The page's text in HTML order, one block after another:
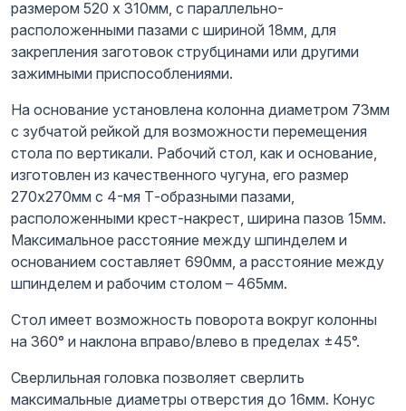
размером 520 x 310мм, с параллельно-
расположенными пазами с шириной 18мм, для
закрепления заготовок струбцинами или другими
зажимными приспособлениями.
На основание установлена колонна диаметром 73мм
с зубчатой рейкой для возможности перемещения
стола по вертикали. Рабочий стол, как и основание,
изготовлен из качественного чугуна, его размер
270х270мм с 4-мя Т-образными пазами,
расположенными крест-накрест, ширина пазов 15мм.
Максимальное расстояние между шпинделем и
основанием составляет 690мм, а расстояние между
шпинделем и рабочим столом – 465мм.
Стол имеет возможность поворота вокруг колонны
на 360° и наклона вправо/влево в пределах ±45°.
Сверлильная головка позволяет сверлить
максимальные диаметры отверстия до 16мм. Конус